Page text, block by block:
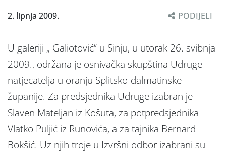
2. lipnja 2009. PODIJELI
U galeriji „ Galiotović“ u Sinju, u utorak 26. svibnja
2009., održana je osnivačka skupština Udruge
natjecatelja u oranju Splitsko-dalmatinske
županije. Za predsjednika Udruge izabran je
Slaven Mateljan iz Košuta, za potpredsjednika
Vlatko Puljić iz Runovića, a za tajnika Bernard
Bokšić. Uz njih troje u Izvršni odbor izabrani su